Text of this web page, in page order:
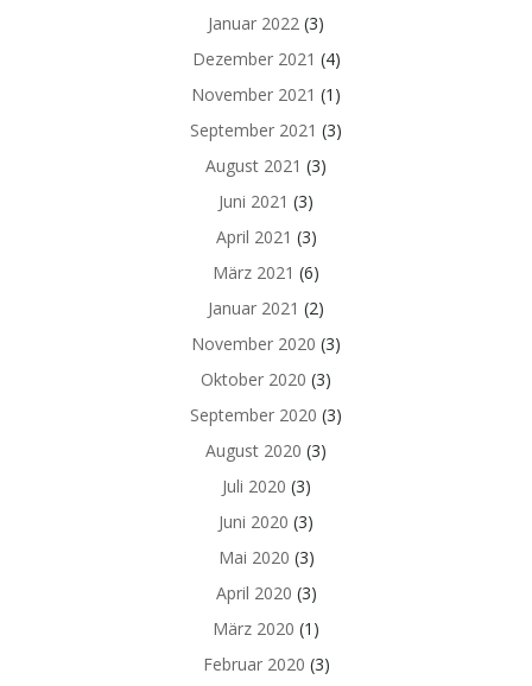
Januar 2022 (3)
Dezember 2021 (4)
November 2021 (1)
September 2021 (3)
August 2021 (3)
Juni 2021 (3)
April 2021 (3)
März 2021 (6)
Januar 2021 (2)
November 2020 (3)
Oktober 2020 (3)
September 2020 (3)
August 2020 (3)
Juli 2020 (3)
Juni 2020 (3)
Mai 2020 (3)
April 2020 (3)
März 2020 (1)
Februar 2020 (3)